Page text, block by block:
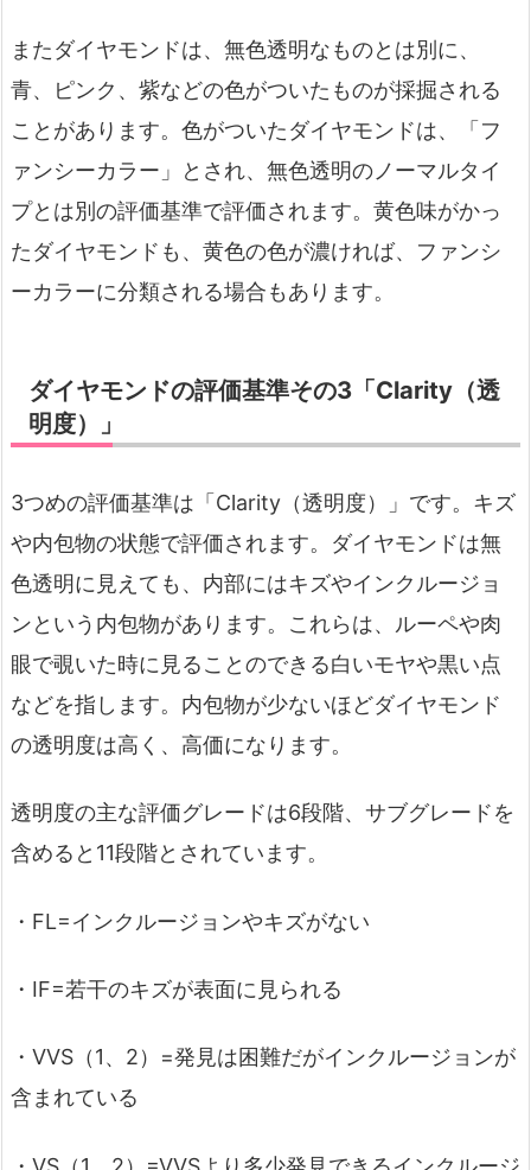
またダイヤモンドは、無色透明なものとは別に、
青、ピンク、紫などの色がついたものが採掘される
ことがあります。色がついたダイヤモンドは、「フ
ァンシーカラー」とされ、無色透明のノーマルタイ
プとは別の評価基準で評価されます。黄色味がかっ
たダイヤモンドも、黄色の色が濃ければ、ファンシ
ーカラーに分類される場合もあります。
ダイヤモンドの評価基準その3「Clarity（透
明度）」
3つめの評価基準は「Clarity（透明度）」です。キズ
や内包物の状態で評価されます。ダイヤモンドは無
色透明に見えても、内部にはキズやインクルージョ
ンという内包物があります。これらは、ルーペや肉
眼で覗いた時に見ることのできる白いモヤや黒い点
などを指します。内包物が少ないほどダイヤモンド
の透明度は高く、高価になります。
透明度の主な評価グレードは6段階、サブグレードを
含めると11段階とされています。
・FL=インクルージョンやキズがない
・IF=若干のキズが表面に見られる
・VVS（1、2）=発見は困難だがインクルージョンが
含まれている